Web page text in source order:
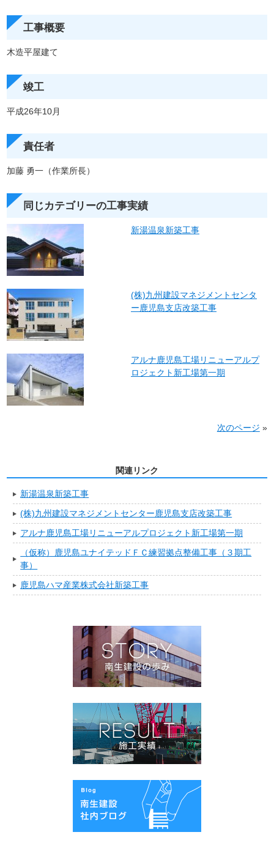
工事概要
木造平屋建て
竣工
平成26年10月
責任者
加藤 勇一（作業所長）
同じカテゴリーの工事実績
新湯温泉新築工事
(株)九州建設マネジメントセンタ
ー鹿児島支店改築工事
アルナ鹿児島工場リニューアルプ
ロジェクト新工場第一期
次のページ »
関連リンク
新湯温泉新築工事
(株)九州建設マネジメントセンター鹿児島支店改築工事
アルナ鹿児島工場リニューアルプロジェクト新工場第一期
（仮称）鹿児島ユナイテッドＦＣ練習拠点整備工事（３期工
事）
鹿児島ハマ産業株式会社新築工事